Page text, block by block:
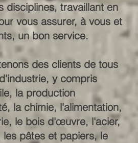
disciplines, travaillant en
vous assurer, à vous et
un bon service.
des clients de tous
y compris
la production
la chimie, l'alimentation,
le bois d'œuvre, l'acier,
les pâtes et papiers, le